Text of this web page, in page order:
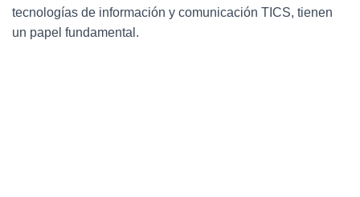
tecnologías de información y comunicación TICS, tienen
un papel fundamental.